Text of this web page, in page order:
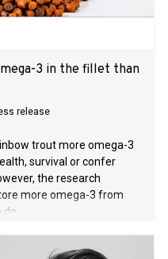
3 in the fillet than
release
trout more omega-3
survival or confer
the research
more omega-3 from